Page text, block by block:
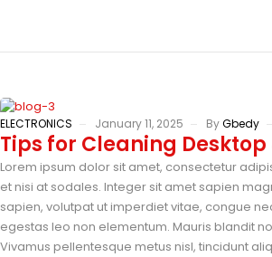
ELECTRONICS January 11, 2025 ByGbedy
Tips for Cleaning
Lorem ipsum dolor sit amet, consectetur
et nisi at sodales. Integer sit amet sapien
sapien, volutpat ut imperdiet vitae, congue
egestas leo non elementum. Mauris blandit
Vivamus pellentesque metus nisl, tincidunt